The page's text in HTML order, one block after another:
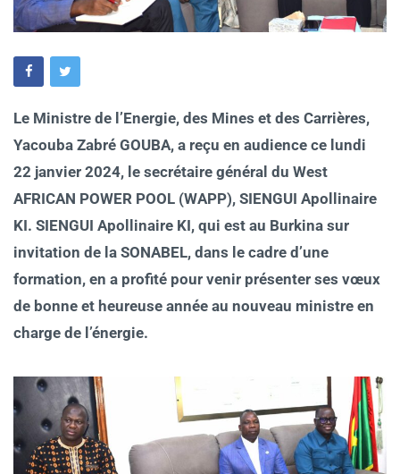
Le Ministre de l’Energie, des Mines et des Carrières,
Yacouba Zabré GOUBA, a reçu en audience ce lundi
22 janvier 2024, le secrétaire général du West
AFRICAN POWER POOL (WAPP), SIENGUI Apollinaire
KI. SIENGUI Apollinaire KI, qui est au Burkina sur
invitation de la SONABEL, dans le cadre d’une
formation, en a profité pour venir présenter ses vœux
de bonne et heureuse année au nouveau ministre en
charge de l’énergie.